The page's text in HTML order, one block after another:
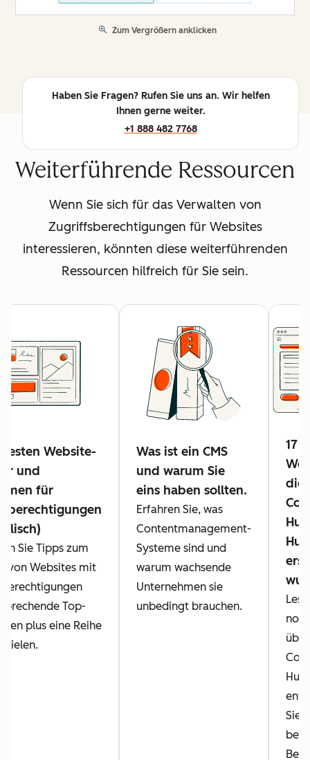
Zum Vergrößern anklicken
Haben Sie Fragen? Rufen Sie uns an. Wir helfen
Ihnen gerne weiter.
+1 888 482 7768
Weiterführende Ressourcen
Wenn Sie sich für das Verwalten von
Zugriffsberechtigungen für Websites
interessieren, könnten diese weiterführenden
Ressourcen hilfreich für Sie sein.
Website-
und
für
Sie Tipps zum
von Websites mit
Top-
plus eine Reihe
Was ist ein CMS
und warum Sie
eins haben sollten.
Erfahren Sie, was
Contentmanagement-
Systeme sind und
warum wachsende
Unternehmen sie
unbedingt brauchen.
17
die
über
Hub
Sie